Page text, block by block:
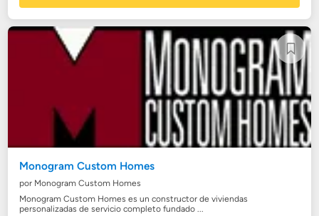
Monogram Custom Homes
por Monogram Custom Homes
Monogram Custom Homes es un constructor de viviendas
personalizadas de servicio completo fundado ...